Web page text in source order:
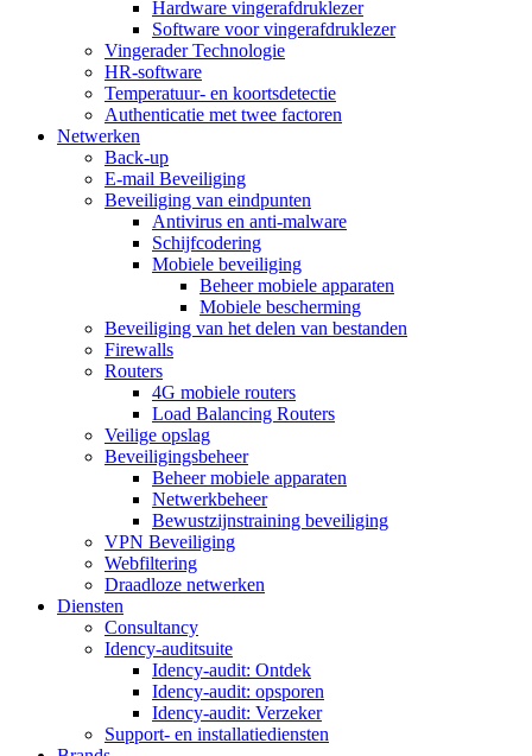
Hardware vingerafdruklezer
Software voor vingerafdruklezer
Vingerader Technologie
HR-software
Temperatuur- en koortsdetectie
Authenticatie met twee factoren
Netwerken
Back-up
E-mail Beveiliging
Beveiliging van eindpunten
Antivirus en anti-malware
Schijfcodering
Mobiele beveiliging
Beheer mobiele apparaten
Mobiele bescherming
Beveiliging van het delen van bestanden
Firewalls
Routers
4G mobiele routers
Load Balancing Routers
Veilige opslag
Beveiligingsbeheer
Beheer mobiele apparaten
Netwerkbeheer
Bewustzijnstraining beveiliging
VPN Beveiliging
Webfiltering
Draadloze netwerken
Diensten
Consultancy
Idency-auditsuite
Idency-audit: Ontdek
Idency-audit: opsporen
Idency-audit: Verzeker
Support- en installatiediensten